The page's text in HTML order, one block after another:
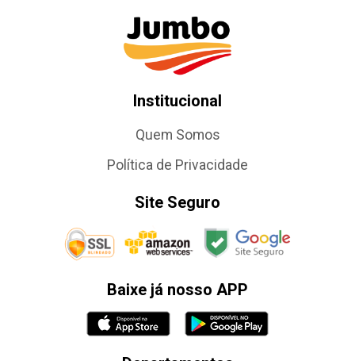
Institucional
Quem Somos
Política de Privacidade
Site Seguro
Baixe já nosso APP